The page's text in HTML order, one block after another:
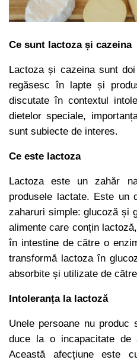
Ce sunt lactoza și cazeina
Lactoza și cazeina sunt
regăsesc în lapte și
discutate în contextul
dietelor speciale,
sunt subiecte de interes.
Ce este lactoza
Lactoza este un zahăr
produsele lactate. Este un
zaharuri simple: glucoză și
alimente care conțin
în intestine de către o
transformă lactoza în
absorbite și utilizate de
Intoleranța la lactoză
Unele persoane nu produc
duce la o incapacitate de
Această afecțiune este